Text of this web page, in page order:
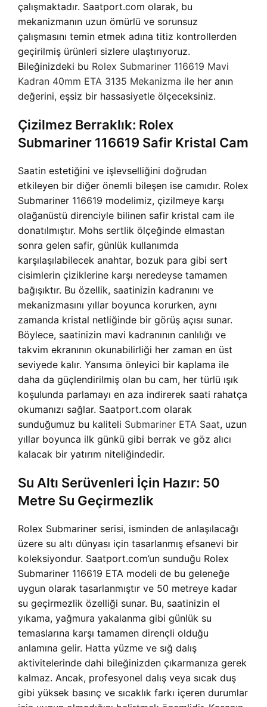
çalışmaktadır. Saatport.com olarak, bu
mekanizmanın uzun ömürlü ve sorunsuz
çalışmasını temin etmek adına titiz kontrollerden
geçirilmiş ürünleri sizlere ulaştırıyoruz.
Bileğinizdeki bu Rolex Submariner 116619 Mavi
Kadran 40mm ETA 3135 Mekanizma ile her anın
değerini, eşsiz bir hassasiyetle ölçeceksiniz.
Çizilmez Berraklık: Rolex
Submariner 116619 Safir Kristal Cam
Saatin estetiğini ve işlevselliğini doğrudan
etkileyen bir diğer önemli bileşen ise camıdır. Rolex
Submariner 116619 modelimiz, çizilmeye karşı
olağanüstü direnciyle bilinen safir kristal cam ile
donatılmıştır. Mohs sertlik ölçeğinde elmastan
sonra gelen safir, günlük kullanımda
karşılaşılabilecek anahtar, bozuk para gibi sert
cisimlerin çiziklerine karşı neredeyse tamamen
bağışıktır. Bu özellik, saatinizin kadranını ve
mekanizmasını yıllar boyunca korurken, aynı
zamanda kristal netliğinde bir görüş açısı sunar.
Böylece, saatinizin mavi kadranının canlılığı ve
takvim ekranının okunabilirliği her zaman en üst
seviyede kalır. Yansıma önleyici bir kaplama ile
daha da güçlendirilmiş olan bu cam, her türlü ışık
koşulunda parlamayı en aza indirerek saati rahatça
okumanızı sağlar. Saatport.com olarak
sunduğumuz bu kaliteli Submariner ETA Saat, uzun
yıllar boyunca ilk günkü gibi berrak ve göz alıcı
kalacak bir yatırım niteliğindedir.
Su Altı Serüvenleri İçin Hazır: 50
Metre Su Geçirmezlik
Rolex Submariner serisi, isminden de anlaşılacağı
üzere su altı dünyası için tasarlanmış efsanevi bir
koleksiyondur. Saatport.com’un sunduğu Rolex
Submariner 116619 ETA modeli de bu geleneğe
uygun olarak tasarlanmıştır ve 50 metreye kadar
su geçirmezlik özelliği sunar. Bu, saatinizin el
yıkama, yağmura yakalanma gibi günlük su
temaslarına karşı tamamen dirençli olduğu
anlamına gelir. Hatta yüzme ve sığ dalış
aktivitelerinde dahi bileğinizden çıkarmanıza gerek
kalmaz. Ancak, profesyonel dalış veya sıcak duş
gibi yüksek basınç ve sıcaklık farkı içeren durumlar